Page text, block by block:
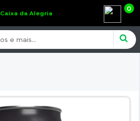
Caixa da Alegria
0